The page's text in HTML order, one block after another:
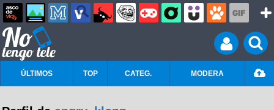
ÚLTIMOS TOP CATEG. MODERA